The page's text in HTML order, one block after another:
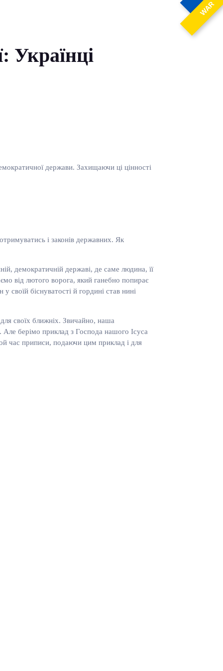
WAR
Українці
держави. Захищаючи ці цінності
і законів державних. Як
демократичній державі, де саме людина, її
від лютого ворога, який ганебно попирає
біснуватості й гордині став нині
своїх ближніх. Звичайно, наша
Але берімо приклад з Господа нашого Ісуса
час приписи, подаючи цим приклад і для